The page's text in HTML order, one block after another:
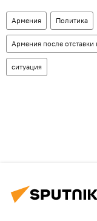
Армения Политика
Армения после
ситуация